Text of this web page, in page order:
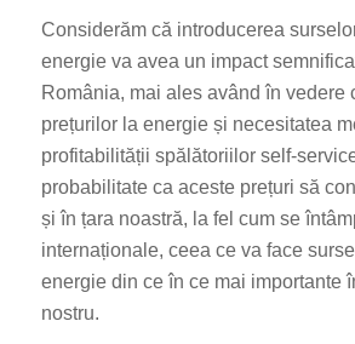
Considerăm că introducerea
energie va avea un impact
România, mai ales având în vedere
prețurilor la energie și necesitatea
profitabilității spălătoriilor self-
probabilitate ca aceste prețuri să
și în țara noastră, la fel cum se
internaționale, ceea ce va face
energie din ce în ce mai importante
nostru.